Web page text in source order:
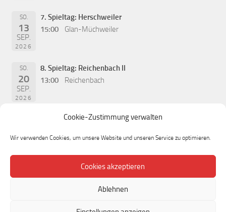
Cookie-Zustimmung verwalten
Wir verwenden Cookies, um unsere Website und unseren Service zu optimieren.
Cookies akzeptieren
Ablehnen
SO.
13
SEP.
2026
7. Spieltag: Herschweiler
15:00
Glan-Müchweiler
SO.
20
SEP.
2026
8. Spieltag: Reichenbach II
13:00
Reichenbach